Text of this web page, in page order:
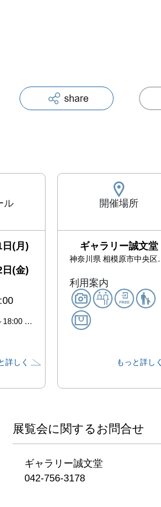
ル
日(月)
日(金)
18:00 …
詳しく
開催場所
ギャラリー誠文堂
神奈川県 相模原市中央区中央3-7-1
利用案内
もっと詳しく
展覧会に関するお問合せ
ギャラリー誠文堂
042-756-3178